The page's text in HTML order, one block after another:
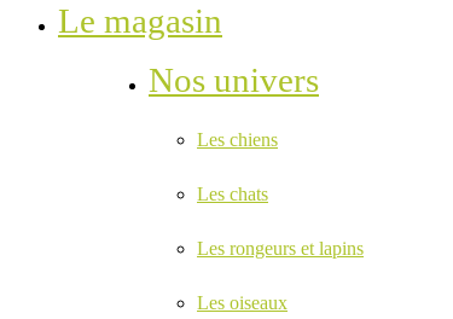
Le magasin
Nos univers
Les chiens
Les chats
Les rongeurs et lapins
Les oiseaux